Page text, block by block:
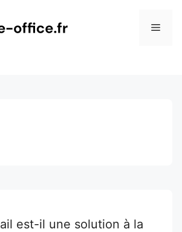
est-il une solution à la